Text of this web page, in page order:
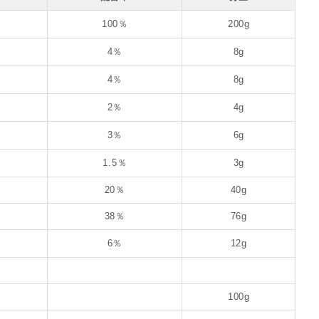
100％ 200g
4％ 8g
4％ 8g
2％ 4g
3％ 6g
1.5％ 3g
20％ 40g
38％ 76g
6％ 12g
100g